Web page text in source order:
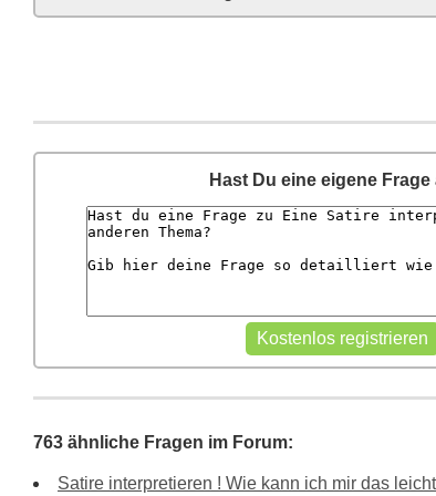
Hast Du eine eigene
763 ähnliche Fragen im Forum:
Satire interpretieren ! Wie kann ich mir das